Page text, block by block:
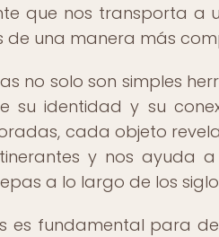
que nos transporta a
de una manera más
no solo son simples
su identidad y su
cada objeto
y nos ayuda
a lo largo de los
es fundamental para